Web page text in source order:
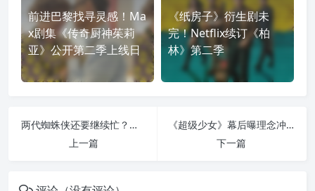
前进巴黎找寻灵感！Ma
x剧集《传奇厨神茱莉
亚》公开第二季上线日
《纸房子》衍生剧未
完！Netflix续订《柏
林》第二季
两代蜘蛛侠还要继续忙？传托比·马奎尔与安德鲁·加菲尔德《复联6》后仍有新戏
上一篇
《超级少女》幕后曝理念冲突：导演与詹姆斯·古恩各剪一版，最终上映版也只是“险胜”
下一篇